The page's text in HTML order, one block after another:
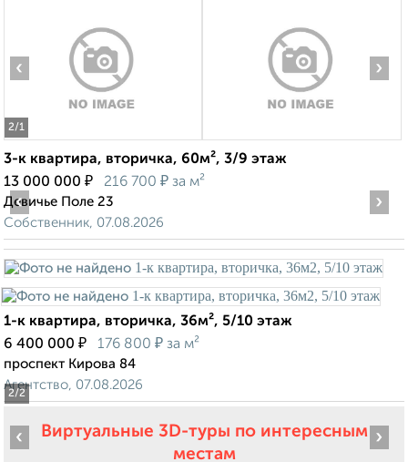
2/1
‹ ›
3-к квартира, вторичка, 60м², 3/9 этаж
13 000 000 ₽ 216 700 ₽ за м²
Девичье Поле 23
Собственник, 07.08.2026
2/2
‹ ›
1-к квартира, вторичка, 36м², 5/10 этаж
6 400 000 ₽ 176 800 ₽ за м²
проспект Кирова 84
Агентство, 07.08.2026
Виртуальные 3D-туры по интересным
местам
‹ ›